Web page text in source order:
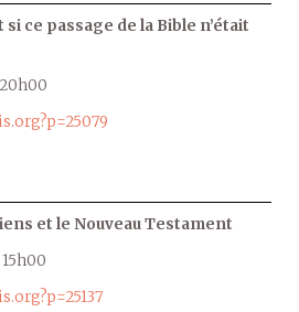
si ce passage de la Bible n’était
20h00
et le Nouveau Testament
15h00